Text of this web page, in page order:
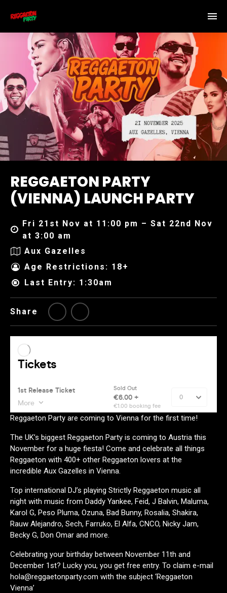
REGGAETON PARTY
(VIENNA) LAUNCH PARTY
Fri 21st Nov at 11:00 pm – Sat 22nd Nov
at 3:00 am
Aux Gazelles
Age Restrictions: 18+
Last Entry: 1:30am
Share
Reggaeton Party are coming to Vienna for the first time!
The UK’s biggest Reggaeton Party is coming to Austria this
November for a huge fiesta! Come and celebrate all things
Reggaeton with 400+ other Reggaeton lovers at the
incredible Aux Gazelles in Vienna.
Top international DJ’s playing Strictly Reggaeton music all
night with music from Daddy Yankee, Feid, J Balvin, Maluma,
Karol G, Peso Pluma, Ozuna, Bad Bunny, Rosalia, Shakira,
Rauw Alejandro, Sech, Farruko, El Alfa, CNCO, Nicky Jam,
Becky G, Don Omar and more.
Celebrating your birthday between November 11th and
December 1st? Lucky you, you get free entry. To claim e-mail
hola@reggaetonparty.com with the subject ‘Reggaeton
Vienna’